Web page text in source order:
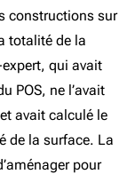
constructions sur
totalité de la
qui avait
POS, ne l’avait
avait calculé le
de la surface. La
pour